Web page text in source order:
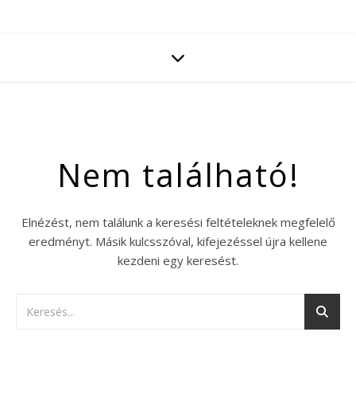
Nem található!
Elnézést, nem találunk a keresési feltételeknek megfelelő
eredményt. Másik kulcsszóval, kifejezéssel újra kellene
kezdeni egy keresést.